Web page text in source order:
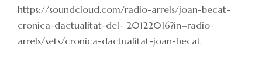
https://soundcloud.com/radio-arrels/joan-becat-
cronica-dactualitat-del- 20122016?in=radio-
arrels/sets/cronica-dactualitat-joan-becat